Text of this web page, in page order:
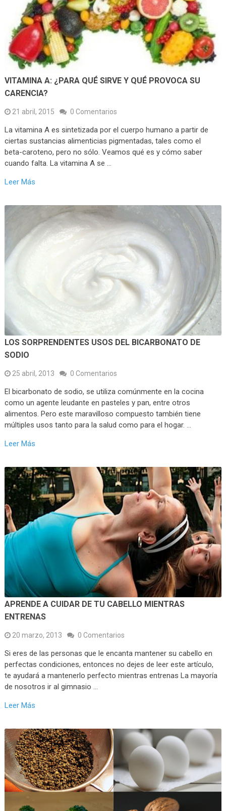
VITAMINA A: ¿PARA QUÉ SIRVE Y QUÉ PROVOCA SU
CARENCIA?
21 abril, 2015 0 Comentarios
La vitamina A es sintetizada por el cuerpo humano a partir de
ciertas sustancias alimenticias pigmentadas, tales como el
beta-caroteno, pero no sólo. Veamos qué es y cómo saber
cuando falta. La vitamina A se …
Leer Más
LOS SORPRENDENTES USOS DEL BICARBONATO DE
SODIO
25 abril, 2013 0 Comentarios
El bicarbonato de sodio, se utiliza comúnmente en la cocina
como un agente leudante en pasteles y pan, entre otros
alimentos. Pero este maravilloso compuesto también tiene
múltiples usos tanto para la salud como para el hogar. …
Leer Más
APRENDE A CUIDAR DE TU CABELLO MIENTRAS
ENTRENAS
20 marzo, 2013 0 Comentarios
Si eres de las personas que le encanta mantener su cabello en
perfectas condiciones, entonces no dejes de leer este artículo,
te ayudará a mantenerlo perfecto mientras entrenas La mayoría
de nosotros ir al gimnasio …
Leer Más